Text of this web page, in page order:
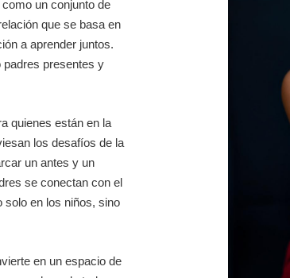
un conjunto de
que se basa en
a aprender juntos.
padres presentes y
quienes están en la
los desafíos de la
un antes y un
se conectan con el
solo en los niños, sino
en un espacio de